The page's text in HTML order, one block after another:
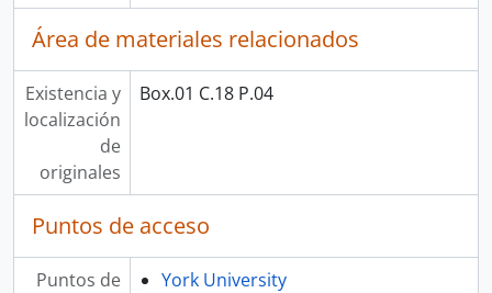
Área de materiales relacionados
Existencia y
localización
de
originales
Box.01 C.18 P.04
Puntos de acceso
Puntos de
York University